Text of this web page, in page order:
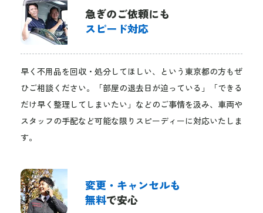
急ぎのご依頼にも
スピード対応
早く不用品を回収・処分してほしい、という東京都の方もぜ
ひご相談ください。「部屋の退去日が迫っている」「できる
だけ早く整理してしまいたい」などのご事情を汲み、車両や
スタッフの手配など可能な限りスピーディーに対応いたしま
す。
変更・キャンセルも
無料で安心